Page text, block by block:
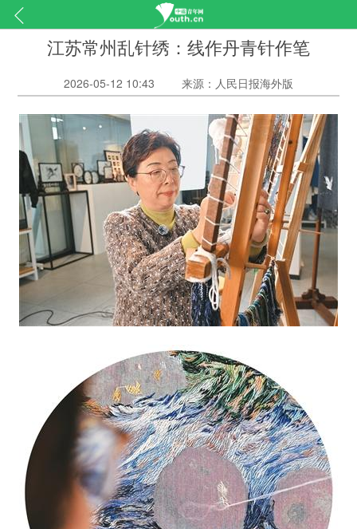
江苏常州乱针绣：线作丹青针作笔
2026-05-12 10:43 来源：人民日报海外版